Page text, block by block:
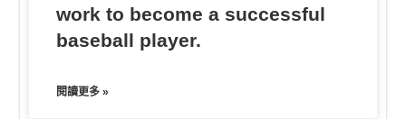
work to become a successful
baseball player.
閱讀更多 »